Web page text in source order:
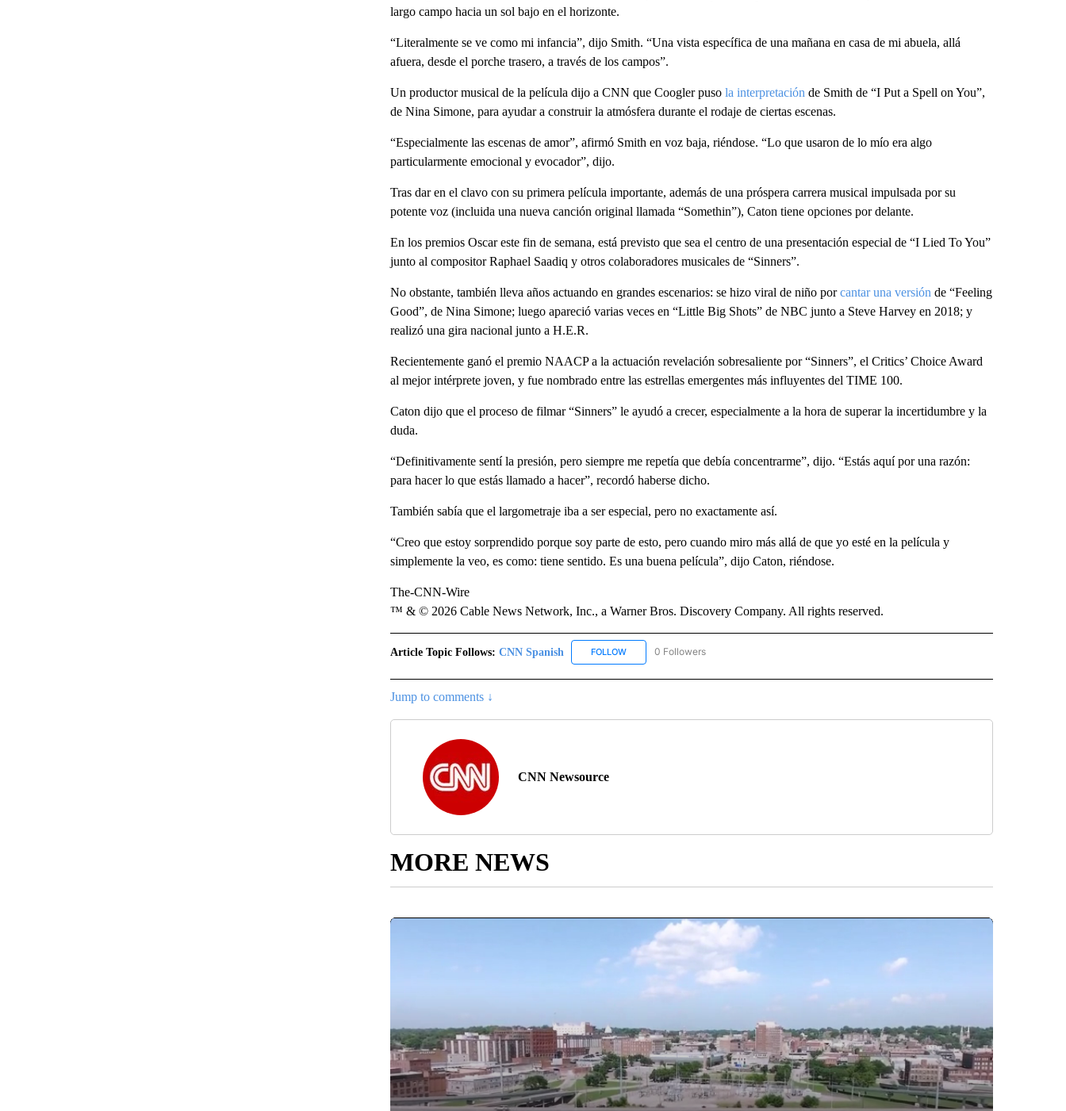
largo campo hacia un sol bajo en el horizonte.
“Literalmente se ve como mi infancia”, dijo Smith. “Una vista específica de una mañana en casa de mi abuela, allá
afuera, desde el porche trasero, a través de los campos”.
Un productor musical de la película dijo a CNN que Coogler pusola interpretación de Smith de “I Put a Spell on You”,
de Nina Simone, para ayudar a construir la atmósfera durante el rodaje de ciertas escenas.
“Especialmente las escenas de amor”, afirmó Smith en voz baja, riéndose. “Lo que usaron de lo mío era algo
particularmente emocional y evocador”, dijo.
Tras dar en el clavo con su primera película importante, además de una próspera carrera musical impulsada por su
potente voz (incluida una nueva canción original llamada “Somethin”), Caton tiene opciones por delante.
En los premios Oscar este fin de semana, está previsto que sea el centro de una presentación especial de “I Lied To You”
junto al compositor Raphael Saadiq y otros colaboradores musicales de “Sinners”.
No obstante, también lleva años actuando en grandes escenarios: se hizo viral de niño porcantar una versión de “Feeling
Good”, de Nina Simone; luego apareció varias veces en “Little Big Shots” de NBC junto a Steve Harvey en 2018; y
realizó una gira nacional junto a H.E.R.
Recientemente ganó el premio NAACP a la actuación revelación sobresaliente por “Sinners”, el Critics’ Choice Award
al mejor intérprete joven, y fue nombrado entre las estrellas emergentes más influyentes del TIME 100.
Caton dijo que el proceso de filmar “Sinners” le ayudó a crecer, especialmente a la hora de superar la incertidumbre y la
duda.
“Definitivamente sentí la presión, pero siempre me repetía que debía concentrarme”, dijo. “Estás aquí por una razón:
para hacer lo que estás llamado a hacer”, recordó haberse dicho.
También sabía que el largometraje iba a ser especial, pero no exactamente así.
“Creo que estoy sorprendido porque soy parte de esto, pero cuando miro más allá de que yo esté en la película y
simplemente la veo, es como: tiene sentido. Es una buena película”, dijo Caton, riéndose.
The-CNN-Wire
™ & © 2026 Cable News Network, Inc., a Warner Bros. Discovery Company. All rights reserved.
Article Topic Follows: CNN Spanish FOLLOWFOLLOW "CNN SPANISH" TO RECEIVE NOTIFICATIONS ABOUT NEW PAGES ON "CNN SPANISH".
0 Followers
Jump to comments ↓
CNN Newsource
MORE NEWS